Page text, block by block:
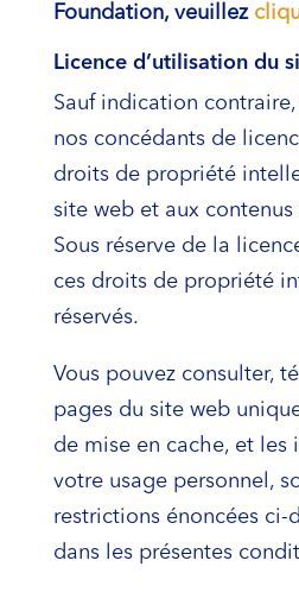
Foundation, veuillez
Licence d’utilisation du
Sauf indication
nos concédants de
droits de propriété
site web et aux
Sous réserve de la
ces droits de propriété
réservés.
Vous pouvez consulter,
pages du site web
de mise en cache, et les
votre usage personnel,
restrictions énoncées ci-
dans les présentes